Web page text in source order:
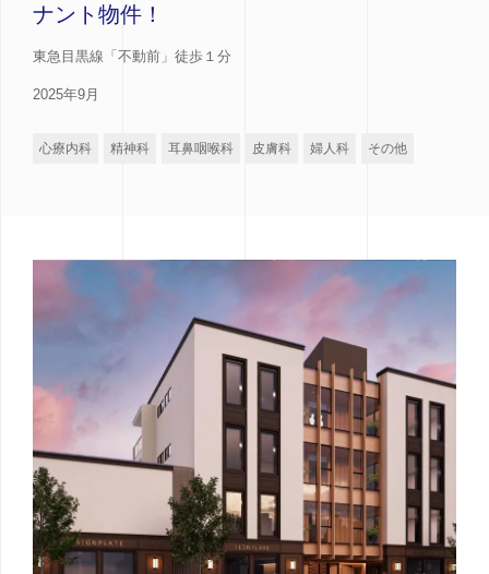
ナント物件！
東急目黒線「不動前」徒歩１分
2025年9月
心療内科 精神科 耳鼻咽喉科 皮膚科 婦人科 その他